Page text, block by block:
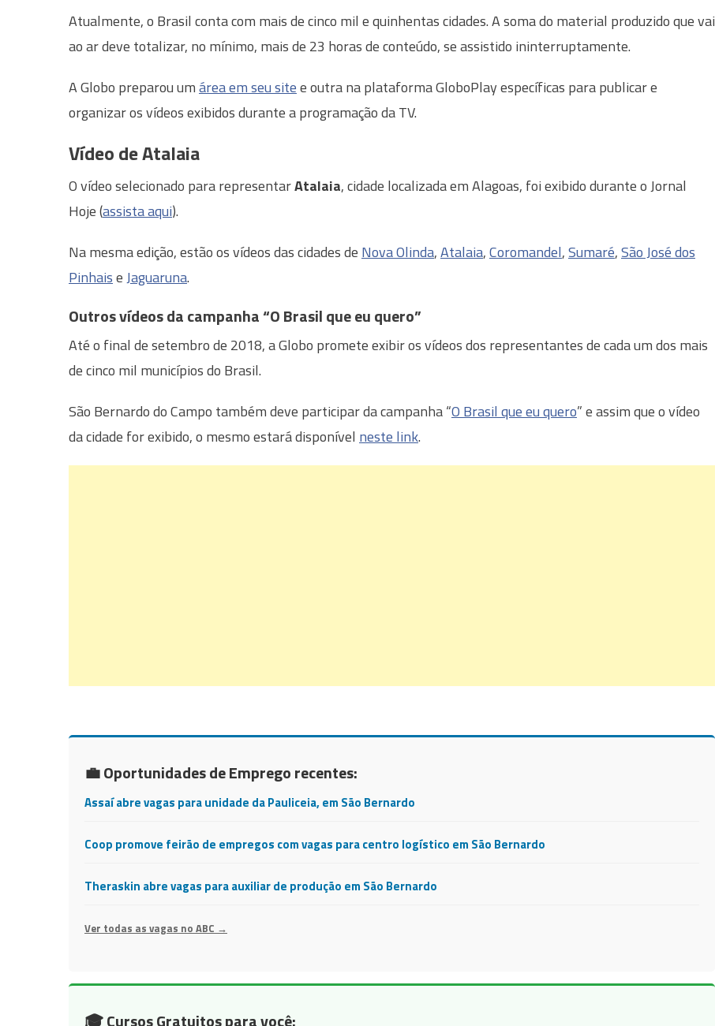
Atualmente, o Brasil conta com mais de cinco mil e quinhentas cidades. A soma do material produzido que vai
ao ar deve totalizar, no mínimo, mais de 23 horas de conteúdo, se assistido ininterruptamente.
A Globo preparou umárea em seu sitee outra na plataforma GloboPlay específicas para publicar e
organizar os vídeos exibidos durante a programação da TV.
Vídeo de Atalaia
O vídeo selecionado para representarAtalaia, cidade localizada em Alagoas, foi exibido durante o Jornal
Hoje (assista aqui).
Na mesma edição, estão os vídeos das cidades de Nova Olinda,Atalaia,Coromandel,Sumaré,São José dos
PinhaiseJaguaruna.
Outros vídeos da campanha “O Brasil que eu quero”
Até o final de setembro de 2018, a Globo promete exibir os vídeos dos representantes de cada um dos mais
de cinco mil municípios do Brasil.
São Bernardo do Campo também deve participar da campanha “O Brasil que eu quero” e assim que o vídeo
da cidade for exibido, o mesmo estará disponível neste link.
💼 Oportunidades de Emprego recentes:
Assaí abre vagas para unidade da Pauliceia, em São Bernardo
Coop promove feirão de empregos com vagas para centro logístico em São Bernardo
Theraskin abre vagas para auxiliar de produção em São Bernardo
Ver todas as vagas no ABC →
🎓 Cursos Gratuitos para você: